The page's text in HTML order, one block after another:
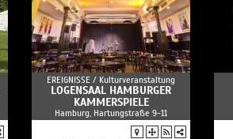
EREIGNISSE / Kulturveranstaltung
LOGENSAAL HAMBURGER
KAMMERSPIELE
Hamburg, Hartungstraße 9-11